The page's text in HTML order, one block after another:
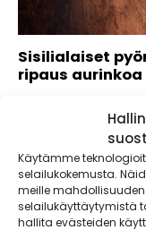
Käytämme
selailukokemusta.
meille
selailukäyttäytymistä
hallita evästeiden
Sisilialaiset
ripaus
parmesaani
sisilialaiset pyörykät...